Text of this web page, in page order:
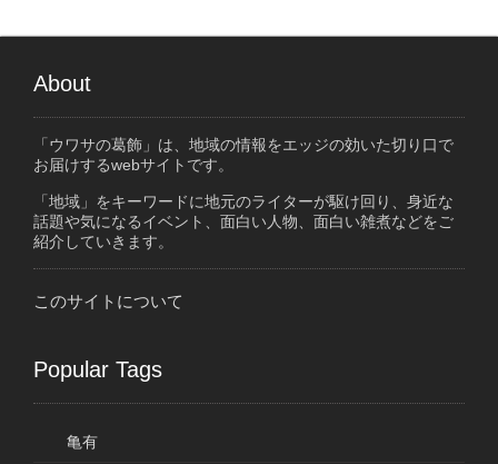
About
「ウワサの葛飾」は、地域の情報をエッジの効いた切り口で
お届けするwebサイトです。
「地域」をキーワードに地元のライターが駆け回り、身近な
話題や気になるイベント、面白い人物、面白い雑煮などをご
紹介していきます。
このサイトについて
Popular Tags
亀有